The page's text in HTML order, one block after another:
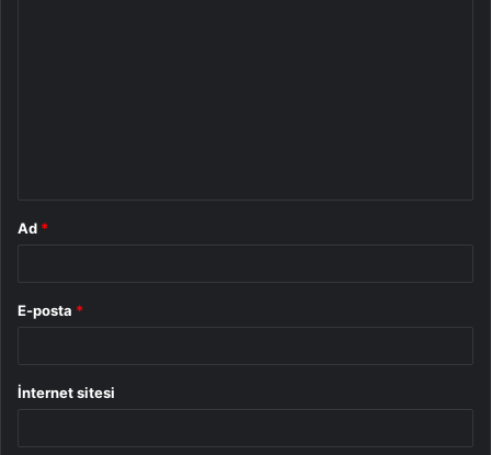
Ad *
E-posta *
İnternet sitesi